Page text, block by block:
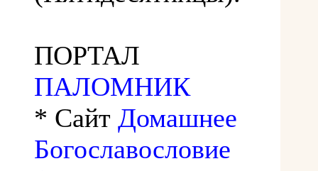
ПОРТАЛ
ПАЛОМНИК
* Сайт Домашнее
Богославословие